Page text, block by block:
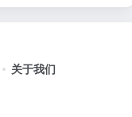
关于我们